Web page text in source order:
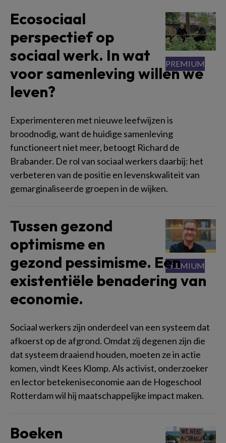
Ecosociaal
perspectief op
sociaal werk. In wat
voor samenleving willen we
leven?
Experimenteren met nieuwe leefwijzen is
broodnodig, want de huidige samenleving
functioneert niet meer, betoogt Richard de
Brabander. De rol van sociaal werkers daarbij: het
verbeteren van de positie en levenskwaliteit van
gemarginaliseerde groepen in de wijken.
Tussen gezond
optimisme en
gezond pessimisme. Een
existentiële benadering van
economie.
Sociaal werkers zijn onderdeel van een systeem dat
afkoerst op de afgrond. Omdat zij degenen zijn die
dat systeem draaiend houden, moeten ze in actie
komen, vindt Kees Klomp. Als activist, onderzoeker
en lector betekeniseconomie aan de Hogeschool
Rotterdam wil hij maatschappelijke impact maken.
Boeken